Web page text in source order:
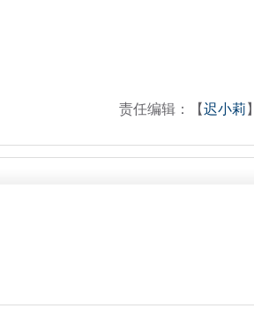
责任编辑：【迟小莉 】